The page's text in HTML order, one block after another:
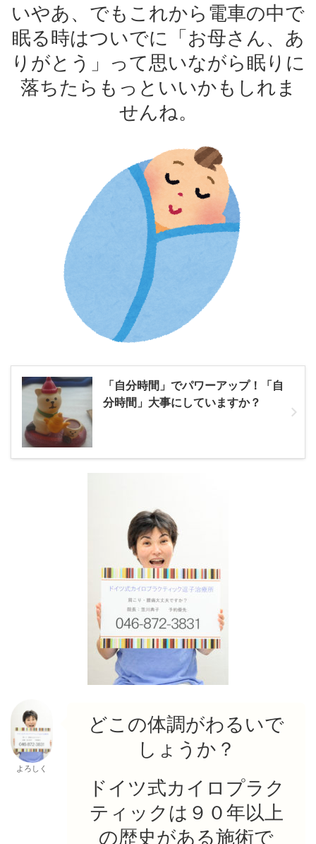
いやあ、でもこれから電車の中で
眠る時はついでに「お母さん、あ
りがとう」って思いながら眠りに
落ちたらもっといいかもしれま
せんね。
「自分時間」でパワーアップ！「自
分時間」大事にしていますか？
よろしく
どこの体調がわるいで
しょうか？
ドイツ式カイロプラク
ティックは９０年以上
の歴史がある施術で